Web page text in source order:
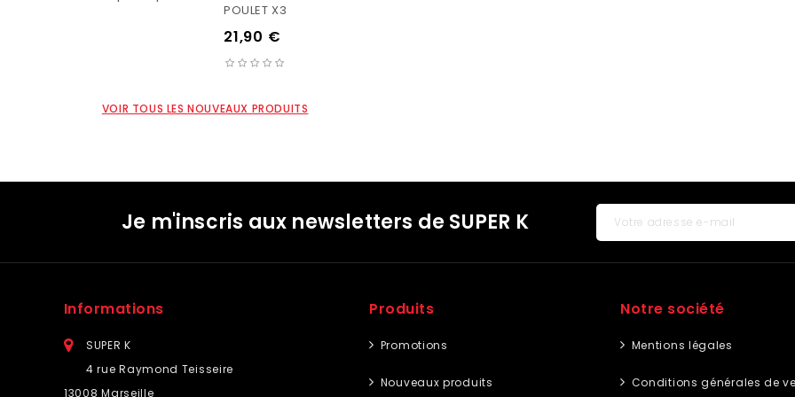
POULET X3
21,90 €
VOIR TOUS LES NOUVEAUX PRODUITS
Je m'inscris aux newsletters de SUPER K
Informations
SUPER K
4 rue Raymond Teisseire
13008 Marseille
Produits
Promotions
Nouveaux produits
Notre société
Mentions légales
Conditions générales de